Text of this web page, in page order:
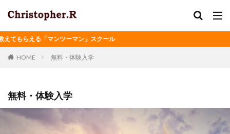
える「マンツーマン」スクール
HOME 無料・体験入学
無料・体験入学